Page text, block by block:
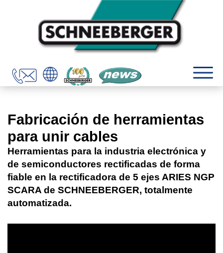
Fabricación de herramientas
para unir cables
Herramientas para la industria electrónica y
de semiconductores rectificadas de forma
fiable en la rectificadora de 5 ejes ARIES NGP
SCARA de SCHNEEBERGER, totalmente
automatizada.